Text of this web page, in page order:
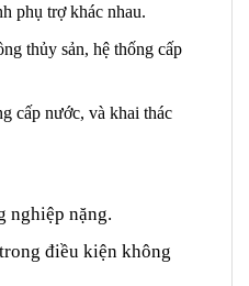
phụ trợ khác nhau.
thủy sản, hệ thống cấp
cấp nước, và khai thác
nghiệp nặng.
điều kiện không